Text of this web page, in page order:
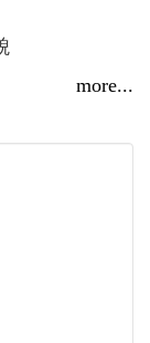
認情況的說
介紹
會經歷
隊、黨務、
」
more...